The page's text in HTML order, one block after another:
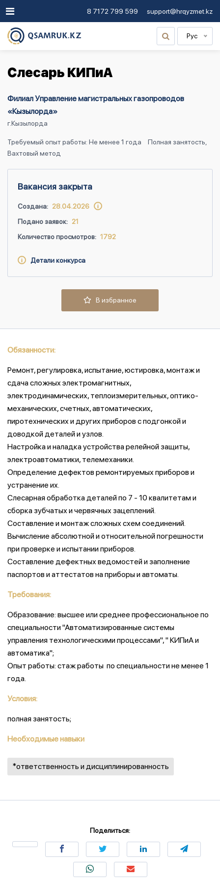
8 7172 799 599 support@hrqyzmet.kz
Рус
Слесарь КИПиА
Филиал Управление магистральных газопроводов
«Кызылорда»
г.Кызылорда
Требуемый опыт работы: Не менее 1 года
Полная занятость,
Вахтовый метод
Вакансия закрыта
Создана: 28.04.2026
Подано заявок: 21
Количество просмотров: 1792
Детали конкурса
В избранное
Обязанности:
Ремонт, регулировка, испытание, юстировка, монтаж и
сдача сложных электромагнитных,
электродинамических, теплоизмерительных, оптико-
механических, счетных, автоматических,
пиротехнических и других приборов с подгонкой и
доводкой деталей и узлов.
Настройка и наладка устройства релейной защиты,
электроавтоматики, телемеханики.
Определение дефектов ремонтируемых приборов и
устранение их.
Слесарная обработка деталей по 7 - 10 квалитетам и
сборка зубчатых и червячных зацеплений.
Составление и монтаж сложных схем соединений.
Вычисление абсолютной и относительной погрешности
при проверке и испытании приборов.
Составление дефектных ведомостей и заполнение
паспортов и аттестатов на приборы и автоматы.
Требования:
Образование: высшее или среднее профессиональное по
специальности "Автоматизированные системы
управления технологическими процессами", " КИПиА и
автоматика";
Опыт работы: стаж работы по специальности не менее 1
года.
Условия:
полная занятость;
Необходимые навыки
*ответственность и дисциплинированность
Поделиться: